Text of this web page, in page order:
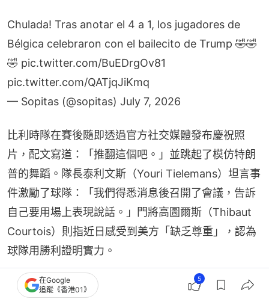
Chulada! Tras anotar el 4 a 1, los jugadores de
Bélgica celebraron con el bailecito de Trump 🤣🤣
🤣 pic.twitter.com/BuEDrgOv81
pic.twitter.com/QATjqJiKmq
— Sopitas (@sopitas) July 7, 2026
比利時隊在賽後隨即透過官方社交媒體發布慶祝照
片，配文寫道：「推翻這個吧。」並跳起了模仿特朗
普的舞蹈。隊長泰利文斯（Youri Tielemans）坦言事
件激勵了球隊：「我們得悉消息後召開了會議，告訴
自己要用場上表現說話。」門將高圖爾斯（Thibaut
Courtois）則指近日感受到美方「缺乏尊重」，認為
球隊用勝利證明實力。
在Google
追蹤《香港01》
5